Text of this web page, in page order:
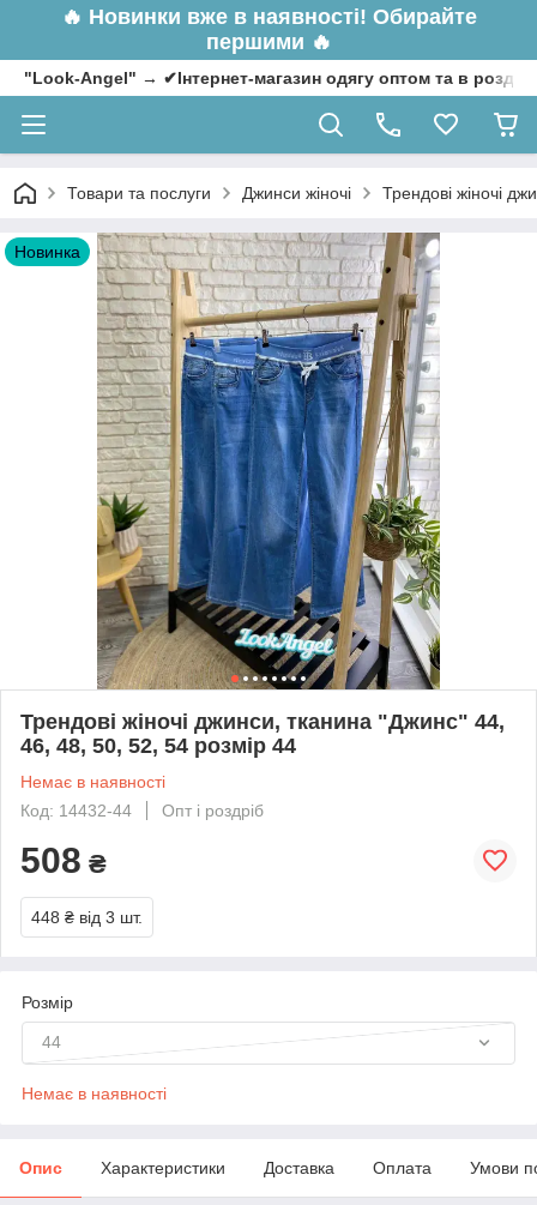
🔥 Новинки вже в наявності! Обирайте
першими 🔥
"Look-Angel" → ✔Інтернет-магазин одягу оптом та в
Товари та послуги Джинси жіночі Трендові жіночі
Новинка
Трендові жіночі джинси, тканина "Джинс" 44,
46, 48, 50, 52, 54 розмір 44
Немає в наявності
Код: 14432-44
Опт і роздріб
508 ₴
448 ₴ від 3 шт.
Розмір
44
Немає в наявності
Опис Характеристики Доставка Оплата Умови